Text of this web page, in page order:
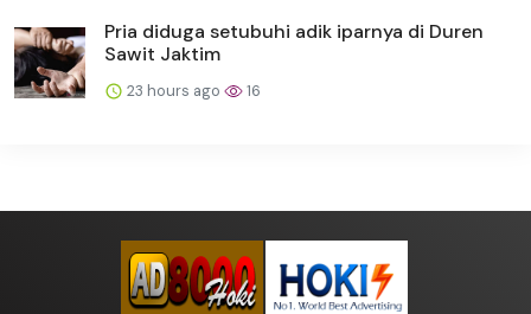
Pria diduga setubuhi adik iparnya di Duren
Sawit Jaktim
23 hours ago 16